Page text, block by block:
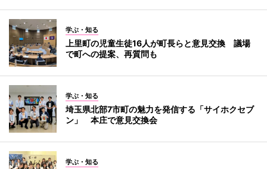
学ぶ・知る
上里町の児童生徒16人が町長らと意見交換 議場
で町への提案、再質問も
学ぶ・知る
埼玉県北部7市町の魅力を発信する「サイホクセブ
ン」 本庄で意見交換会
学ぶ・知る